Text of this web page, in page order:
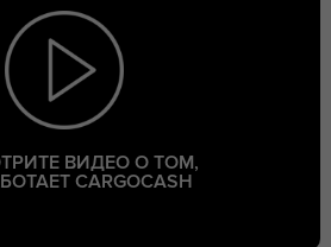
ВИДЕО О ТОМ,
CARGOCASH